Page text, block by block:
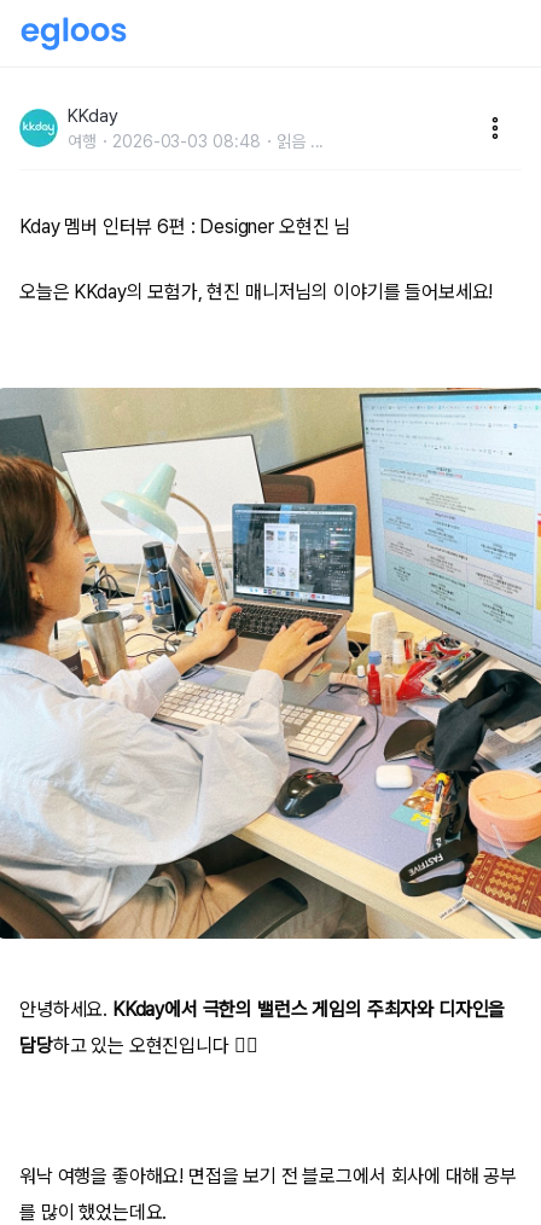
KKday
여행 2026-03-03 08:48 읽음 ...
Kday 멤버 인터뷰 6편 : Designer 오현진 님
오늘은 KKday의 모험가, 현진 매니저님의 이야기를 들어보세요!
안녕하세요. KKday에서 극한의 밸런스 게임의 주최자와 디자인을
담당하고 있는 오현진입니다 🙋‍♀️
워낙 여행을 좋아해요! 면접을 보기 전 블로그에서 회사에 대해 공부
를 많이 했었는데요.